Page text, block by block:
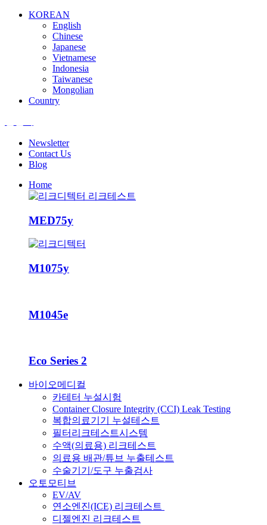
KOREAN
English
Chinese
Japanese
Vietnamese
Indonesia
Taiwanese
Mongolian
Country
Newsletter
Contact Us
Blog
Home
MED75y
M1075y
M1045e
Eco Series 2
바이오메디컬
카테터 누설시험
Container Closure Integrity (CCI) Leak Testing
복합의료기기 누설테스트
필터리크테스트시스템
수액(의료용) 리크테스트
의료용 배관/튜브 누출테스트
수술기기/도구 누출검사
오토모티브
EV/AV
연소엔진(ICE) 리크테스트
디젤엔진 리크테스트